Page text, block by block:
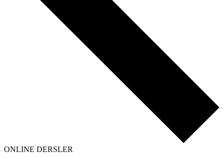
ONLINE DERSLER